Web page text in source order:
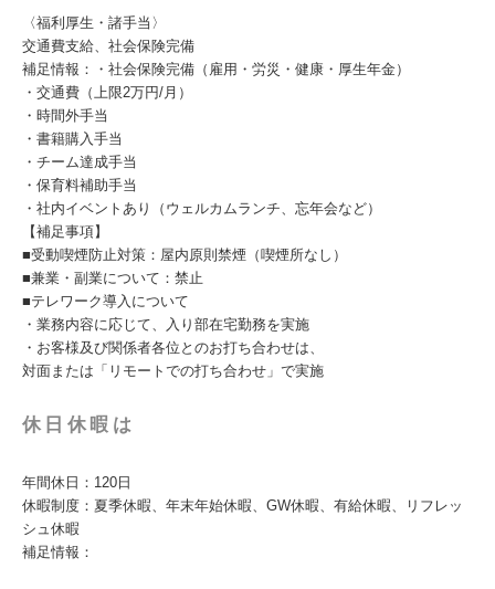
〈福利厚生・諸手当〉
交通費支給、社会保険完備
補足情報：・社会保険完備（雇用・労災・健康・厚生年金）
・交通費（上限2万円/月）
・時間外手当
・書籍購入手当
・チーム達成手当
・保育料補助手当
・社内イベントあり（ウェルカムランチ、忘年会など）
【補足事項】
■受動喫煙防止対策：屋内原則禁煙（喫煙所なし）
■兼業・副業について：禁止
■テレワーク導入について
・業務内容に応じて、入り部在宅勤務を実施
・お客様及び関係者各位とのお打ち合わせは、
対面または「リモートでの打ち合わせ」で実施
休日休暇は
年間休日：120日
休暇制度：夏季休暇、年末年始休暇、GW休暇、有給休暇、リフレッ
シュ休暇
補足情報：